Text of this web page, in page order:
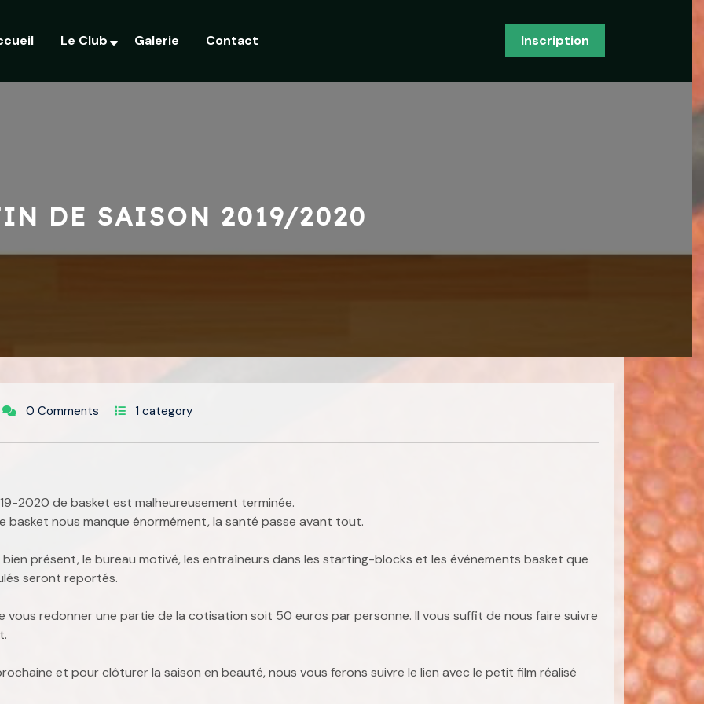
Le Club Galerie Contact Inscription
DE SAISON 2019/2020
0 Comments 1 category
2020 de basket est malheureusement terminée.
basket nous manque énormément, la santé passe avant tout.
présent, le bureau motivé, les entraîneurs dans les starting-blocks et les événements basket que
seront reportés.
vous redonner une partie de la cotisation soit 50 euros par personne. Il vous suffit de nous faire suivre
et pour clôturer la saison en beauté, nous vous ferons suivre le lien avec le petit film réalisé